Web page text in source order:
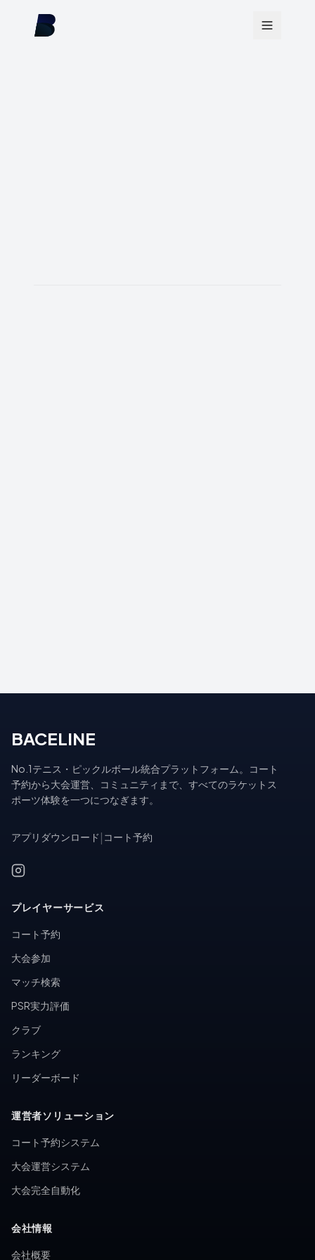
BACELINE
No.1テニス・ピックルボール統合プラットフォーム。コート
予約から大会運営、コミュニティまで、すべてのラケットス
ポーツ体験を一つにつなぎます。
アプリダウンロード コート予約
プレイヤーサービス
コート予約
大会参加
マッチ検索
PSR実力評価
クラブ
ランキング
リーダーボード
運営者ソリューション
コート予約システム
大会運営システム
大会完全自動化
会社情報
会社概要